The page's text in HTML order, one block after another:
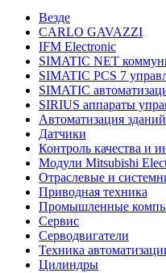
Везде
CARLO GAVAZZI
IFM Electronic
SIMATIC NET
SIMATIC PCS 7
SIMATIC
SIRIUS аппараты
Автоматизация зданий
Датчики
Контроль качества и
Модули Mitsubishi
Отраслевые и
Приводная техника
Промышленные
Сервис
Серводвигатели
Техника
Цилиндры